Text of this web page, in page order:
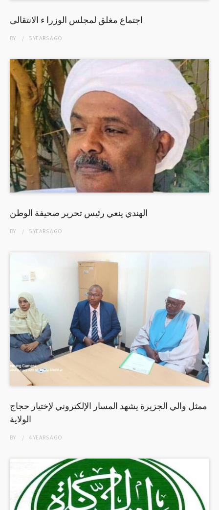
اجتماع مغلق لمجلس الوزرا ء الانتقالى
BY 5 YEARSAGO
الهندي ينعي رئيس تحرير صحيفة الوطن
BY 5 YEARSAGO
ممثل والي الجزيرة يشهد المسار الإلكتروني لإختيار حجاج
الولاية
BY 4 YEARSAGO